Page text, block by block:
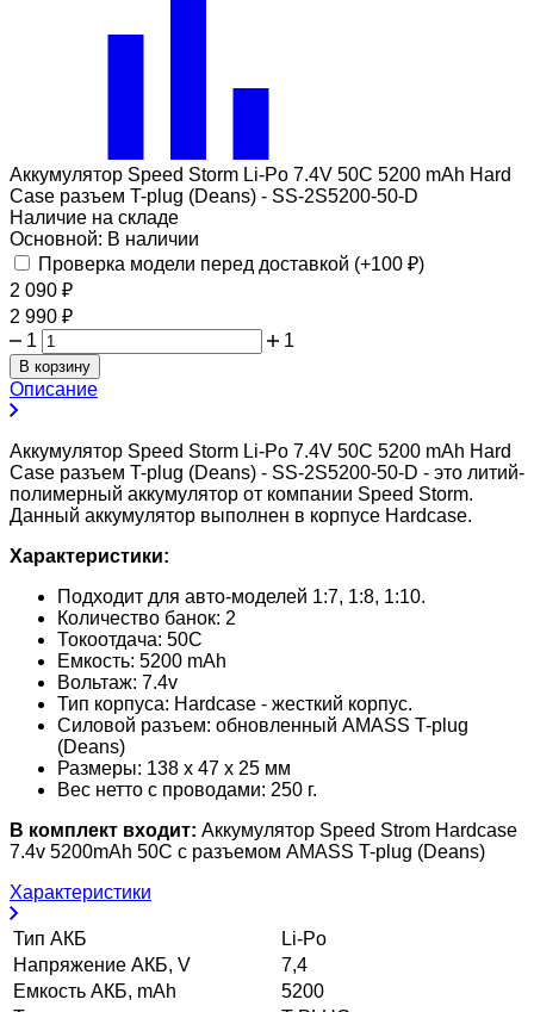
Аккумулятор Speed Storm Li-Po 7.4V 50C 5200 mAh Hard
Case разъем T-plug (Deans) - SS-2S5200-50-D
Наличие на складе
Основной: В наличии
Проверка модели перед доставкой (+100 ₽)
2 090 ₽
2 990 ₽
1
1
В корзину
Описание
Аккумулятор Speed Storm Li-Po 7.4V 50C 5200 mAh Hard
Case разъем T-plug (Deans) - SS-2S5200-50-D - это литий-
полимерный аккумулятор от компании Speed Storm.
Данный аккумулятор выполнен в корпусе Hardcase.
Характеристики:
Подходит для авто-моделей 1:7, 1:8, 1:10.
Количество банок: 2
Токоотдача: 50C
Емкость: 5200 mAh
Вольтаж: 7.4v
Тип корпуса: Hardcase - жесткий корпус.
Силовой разъем: обновленный AMASS T-plug
(Deans)
Размеры: 138 х 47 х 25 мм
Вес нетто с проводами: 250 г.
В комплект входит: Аккумулятор Speed Strom Hardcase
7.4v 5200mAh 50C с разъемом AMASS T-plug (Deans)
Характеристики
Тип АКБ
Li-Po
Напряжение АКБ, V
7,4
Емкость АКБ, mAh
5200